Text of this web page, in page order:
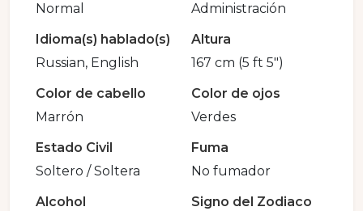
Normal
Administración
Idioma(s) hablado(s)
Russian, English
Altura
167 cm (5 ft 5")
Color de cabello
Marrón
Color de ojos
Verdes
Estado Civil
Soltero / Soltera
Fuma
No fumador
Alcohol
Signo del Zodiaco